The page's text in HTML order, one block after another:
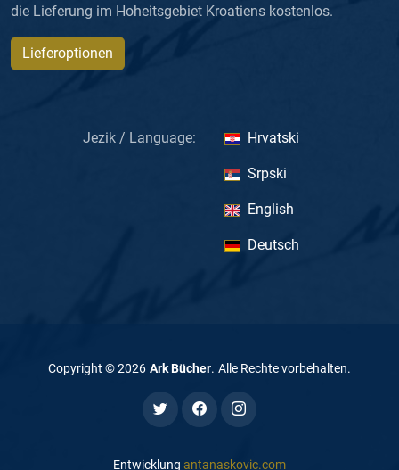
die Lieferung im Hoheitsgebiet Kroatiens kostenlos.
Lieferoptionen
Jezik / Language: Hrvatski
Srpski
English
Deutsch
Copyright ©2026 Ark Bücher. Alle Rechte vorbehalten.
Entwicklung antanaskovic.com